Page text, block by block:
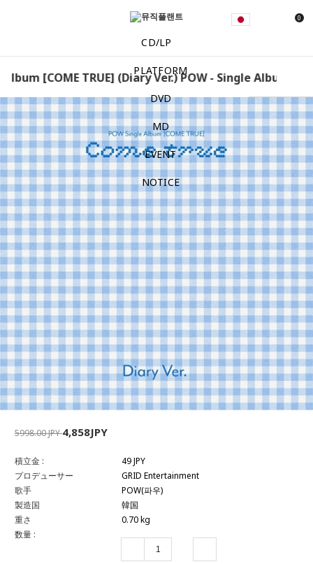
0
CD/LP
PLATFORM
DVD
MD
EVENT
NOTICE
[COME TRUE] (Diary Ver.) POW - Single Album
5998.00 JPY4,858JPY
積立金 :
49 JPY
プロデューサー
GRID Entertainment
歌手
POW(파우)
製造国
韓国
重さ
0.70 kg
数量 :